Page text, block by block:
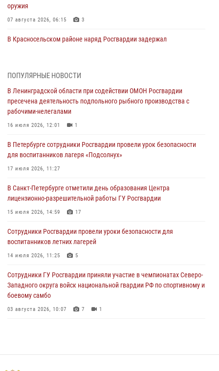
оружия
07 августа 2026, 06:15 3
В Красносельском районе наряд Росгвардии задержал
06 августа 2026, 13:39 1
В Центральном районе росгвардейцы оперативно задержали
хулигана, стрелявшего из пускового устройства рядом с жилыми
домами
06 августа 2026, 11:36
Сотрудники и военнослужащие Росгвардии обеспечили
правопорядок при проведении матча "Зенит" - "Балтика"
06 августа 2026, 07:30
В Выборгском районе наряд Росгвардии обнаружил
разыскиваемый преступный автотранспорт
05 августа 2026, 12:25 2
Петербургские росгвардейцы обнаружили объявленный в розыск
автомобиль, ранее использовавшийся при совершении кражи в
Ленобласти
ПОПУЛЯРНЫЕ НОВОСТИ
В Ленинградской области при содействии ОМОН Росгвардии
пресечена деятельность подпольного рыбного производства с
рабочими-нелегалами
16 июля 2026, 12:01 1
В Петербурге сотрудники Росгвардии провели урок безопасности
для воспитанников лагеря «Подсолнух»
17 июля 2026, 11:27
В Санкт-Петербурге отметили день образования Центра
лицензионно-разрешительной работы ГУ Росгвардии
15 июля 2026, 14:59 17
Сотрудники Росгвардии провели уроки безопасности для
воспитанников летних лагерей
14 июля 2026, 11:25 5
Сотрудники ГУ Росгвардии приняли участие в чемпионатах Северо-
Западного округа войск национальной гвардии РФ по спортивному и
боевому самбо
03 августа 2026, 10:07 7 1